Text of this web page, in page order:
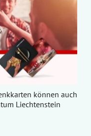
können auch
Liechtenstein